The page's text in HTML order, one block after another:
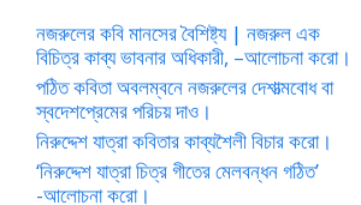
নজরুলের কবি মানসের বৈশিষ্ট্য | নজরুল এক
বিচিত্র কাব্য ভাবনার অধিকারী, –আলোচনা করো।
পঠিত কবিতা অবলম্বনে নজরুলের দেশাত্মবোধ বা
স্বদেশপ্রেমের পরিচয় দাও।
নিরুদ্দেশ যাত্রা কবিতার কাব্যশৈলী বিচার করো।
‘নিরুদ্দেশ যাত্রা চিত্র গীতের মেলবন্ধন গঠিত’
-আলোচনা করো।